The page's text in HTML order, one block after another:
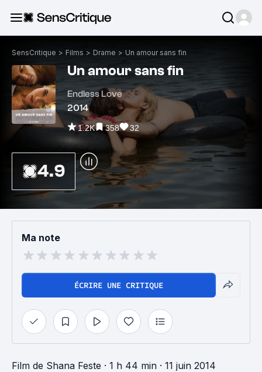
SensCritique > Films > Drame > Un amour sans fin
Un amour sans fin
Endless Love
2014
1.2K 358 32
4.9
Ma note
ÉCRIRE UNE CRITIQUE
Film de Shana Feste · 1 h 44 min · 11 juin 2014